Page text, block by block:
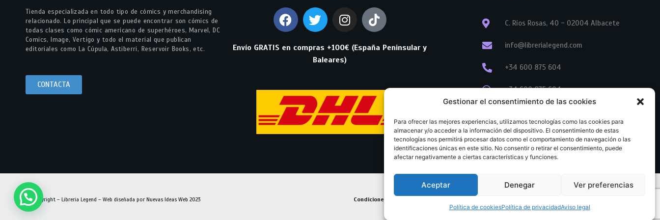
Gestionar el consentimiento de las cookies
Para ofrecer las mejores experiencias, utilizamos tecnologías como las cookies para
almacenar y/o acceder a la información del dispositivo. El consentimiento de estas
tecnologías nos permitirá procesar datos como el comportamiento de navegación o las
identificaciones únicas en este sitio. No consentir o retirar el consentimiento, puede
afectar negativamente a ciertas características y funciones.
Aceptar Denegar Ver preferencias
Política de cookiesPolítica de privacidadAviso legal
Tienda especializada en todo tipo de cómics y merchandising
relacionado. Lo principal que se puede encontrar son cómics de
todas clases como cómic americano de superhéroes, Marvel, DC
Comics, Image, Vertigo y todo el material que publican
editoriales como La Cúpula, Astiberri, Reservoir Books, etc.
CONTACTA
Envío GRATIS en compras +100€ (España Peninsular y
Baleares)
C. Ríos Rosas, 40 - 02004 Albacete
info@librerialegend.com
+34 600 875 604
+34 600 875 604
© Copyright – Libreria Legend – Web diseñada por Nuevas Ideas Web 2023 Condiciones Generales de Contratación